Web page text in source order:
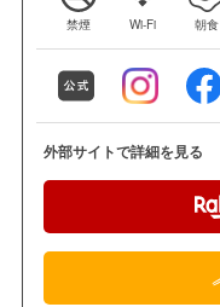
禁煙 Wi-Fi 朝食
外部サイトで詳細を見る